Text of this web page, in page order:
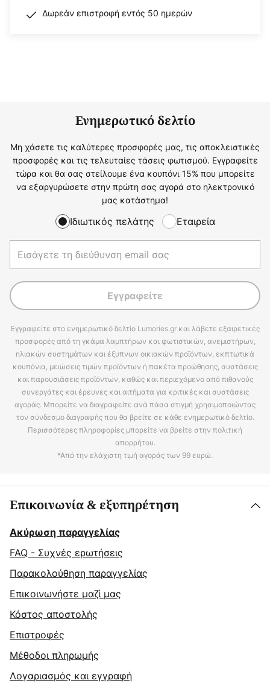
Δωρεάν επιστροφή εντός 50 ημερών
Ενημερωτικό δελτίο
Μη χάσετε τις καλύτερες προσφορές μας, τις αποκλειστικές
προσφορές και τις τελευταίες τάσεις φωτισμού. Εγγραφείτε
τώρα και θα σας στείλουμε ένα κουπόνι 15% που μπορείτε
να εξαργυρώσετε στην πρώτη σας αγορά στο ηλεκτρονικό
μας κατάστημα!
Ιδιωτικός πελάτης Εταιρεία
Εγγραφείτε
Εγγραφείτε στο ενημερωτικό δελτίο Lumories.gr και λάβετε εξαιρετικές
προσφορές από τη γκάμα λαμπτήρων και φωτιστικών, ανεμιστήρων,
ηλιακών συστημάτων και έξυπνων οικιακών προϊόντων, εκπτωτικά
κουπόνια, μειώσεις τιμών προϊόντων ή πακέτα προώθησης, συστάσεις
και παρουσιάσεις προϊόντων, καθώς και περιεχόμενο από πιθανούς
συνεργάτες και έρευνες και αιτήματα για κριτικές και συστάσεις
αγοράς. Μπορείτε να διαγραφείτε ανά πάσα στιγμή χρησιμοποιώντας
τον σύνδεσμο διαγραφής που θα βρείτε σε κάθε ενημερωτικό δελτίο.
Περισσότερες πληροφορίες μπορείτε να βρείτε στην πολιτική
απορρήτου.
*Από την ελάχιστη τιμή αγοράς των 99 ευρώ.
Επικοινωνία & εξυπηρέτηση
Ακύρωση παραγγελίας
FAQ - Συχνές ερωτήσεις
Παρακολούθηση παραγγελίας
Επικοινωνήστε μαζί μας
Κόστος αποστολής
Επιστροφές
Μέθοδοι πληρωμής
Λογαριασμός και εγγραφή